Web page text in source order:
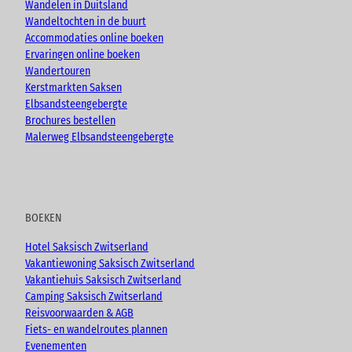
m
Wandelen in Duitsland
Wandeltochten in de buurt
Accommodaties online boeken
Ervaringen online boeken
Wandertouren
Kerstmarkten Saksen
Elbsandsteengebergte
Brochures bestellen
Malerweg Elbsandsteengebergte
BOEKEN
Hotel Saksisch Zwitserland
Vakantiewoning Saksisch Zwitserland
Vakantiehuis Saksisch Zwitserland
Camping Saksisch Zwitserland
Reisvoorwaarden & AGB
Fiets- en wandelroutes plannen
Evenementen